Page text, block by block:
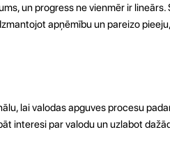
un progress ne vienmēr ir
apņēmību un pareizo
lai valodas apguves procesu
interesi par valodu un uzlabot